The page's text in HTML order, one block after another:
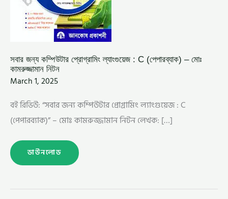
সবার জন্য কম্পিউটার প্রোগ্রামিং ল্যাংগুয়েজ : C (পেপারব্যাক) – মোঃ
কামরুজ্জামান নিটন
March 1, 2025
বই রিভিউ: “সবার জন্য কম্পিউটার প্রোগ্রামিং ল্যাংগুয়েজ : C
(পেপারব্যাক)” – মোঃ কামরুজ্জামান নিটন লেখক: […]
ডাউনলোড